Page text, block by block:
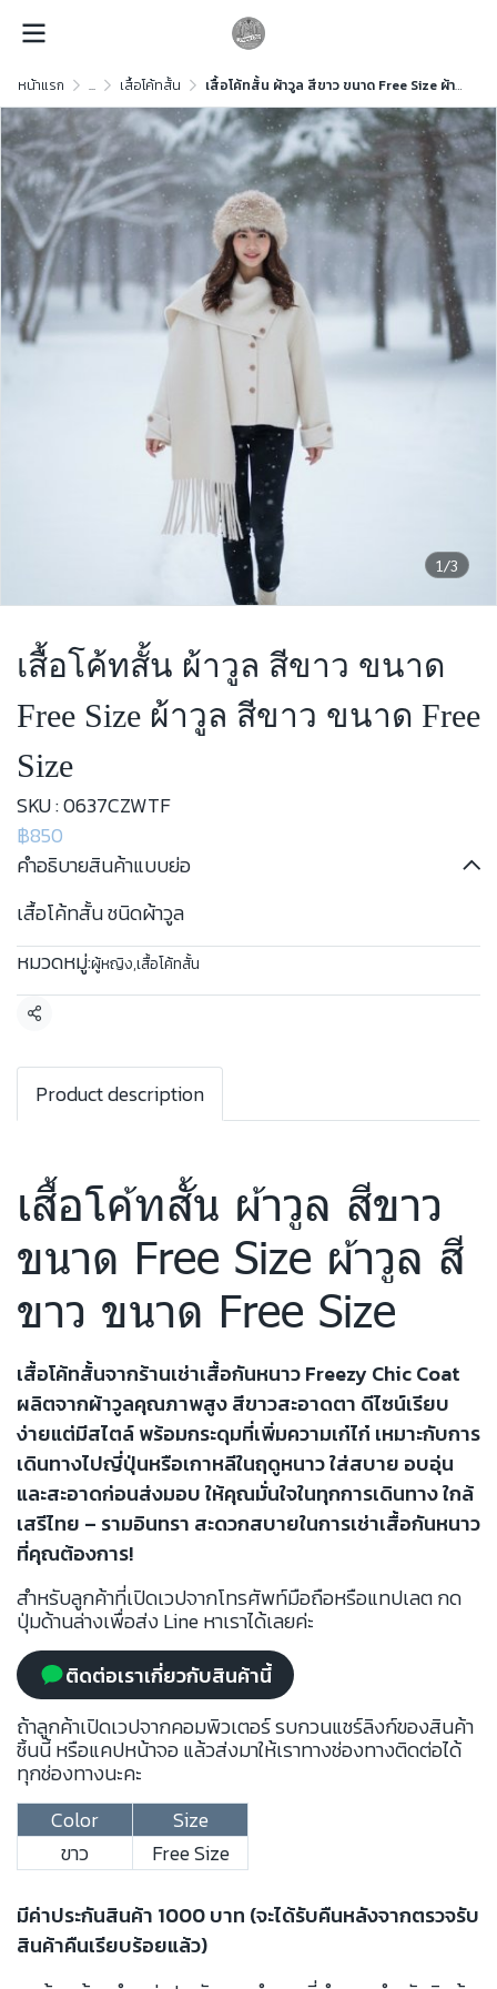
หน้าแรก ... เสื้อโค้ทสั้น เสื้อโค้ทสั้น ผ้าวูล สีขาว ขนาด Free Size ผ้าวูล สีขาว ขนาด Free Size
1/3
เสื้อโค้ทสั้น ผ้าวูล สีขาว ขนาด
Free Size ผ้าวูล สีขาว ขนาด Free
Size
SKU : 0637CZWTF
฿850
คำอธิบายสินค้าแบบย่อ
เสื้อโค้ทสั้น ชนิดผ้าวูล
หมวดหมู่:ผู้หญิง,เสื้อโค้ทสั้น
แชร์
Product description
เสื้อโค้ทสั้น ผ้าวูล สีขาว
ขนาด Free Size ผ้าวูล สี
ขาว ขนาด Free Size
เสื้อโค้ทสั้นจากร้านเช่าเสื้อกันหนาว Freezy Chic Coat
ผลิตจากผ้าวูลคุณภาพสูง สีขาวสะอาดตา ดีไซน์เรียบ
ง่ายแต่มีสไตล์ พร้อมกระดุมที่เพิ่มความเก๋ไก๋ เหมาะกับการ
เดินทางไปญี่ปุ่นหรือเกาหลีในฤดูหนาว ใส่สบาย อบอุ่น
และสะอาดก่อนส่งมอบ ให้คุณมั่นใจในทุกการเดินทาง ใกล้
เสรีไทย – รามอินทรา สะดวกสบายในการเช่าเสื้อกันหนาว
ที่คุณต้องการ!
สำหรับลูกค้าที่เปิดเวปจากโทรศัพท์มือถือหรือแทปเลต กด
ปุ่มด้านล่างเพื่อส่ง Line หาเราได้เลยค่ะ
ติดต่อเราเกี่ยวกับสินค้านี้
ถ้าลูกค้าเปิดเวปจากคอมพิวเตอร์ รบกวนแชร์ลิงก์ของสินค้า
ชิ้นนี้ หรือแคปหน้าจอ แล้วส่งมาให้เราทางช่องทางติดต่อได้
ทุกช่องทางนะคะ
Color
Size
ขาว
Free Size
มีค่าประกันสินค้า 1000 บาท (จะได้รับคืนหลังจากตรวจรับ
สินค้าคืนเรียบร้อยแล้ว)